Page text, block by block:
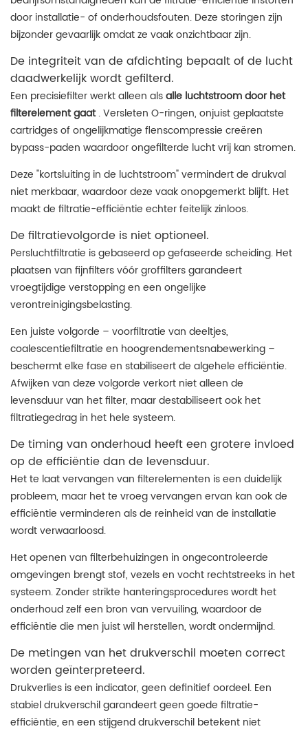
door installatie- of onderhoudsfouten. Deze storingen zijn
bijzonder gevaarlijk omdat ze vaak onzichtbaar zijn.
De integriteit van de afdichting bepaalt of de lucht
daadwerkelijk wordt gefilterd.
Een precisiefilter werkt alleen alsalle luchtstroom door het
filterelement gaat. Versleten O-ringen, onjuist geplaatste
cartridges of ongelijkmatige flenscompressie creëren
bypass-paden waardoor ongefilterde lucht vrij kan stromen.
Deze "kortsluiting in de luchtstroom" vermindert de drukval
niet merkbaar, waardoor deze vaak onopgemerkt blijft. Het
maakt de filtratie-efficiëntie echter feitelijk zinloos.
De filtratievolgorde is niet optioneel.
Persluchtfiltratie is gebaseerd op gefaseerde scheiding. Het
plaatsen van fijnfilters vóór groffilters garandeert
vroegtijdige verstopping en een ongelijke
verontreinigingsbelasting.
Een juiste volgorde – voorfiltratie van deeltjes,
coalescentiefiltratie en hoogrendementsnabewerking –
beschermt elke fase en stabiliseert de algehele efficiëntie.
Afwijken van deze volgorde verkort niet alleen de
levensduur van het filter, maar destabiliseert ook het
filtratiegedrag in het hele systeem.
De timing van onderhoud heeft een grotere invloed
op de efficiëntie dan de levensduur.
Het te laat vervangen van filterelementen is een duidelijk
probleem, maar het te vroeg vervangen ervan kan ook de
efficiëntie verminderen als de reinheid van de installatie
wordt verwaarloosd.
Het openen van filterbehuizingen in ongecontroleerde
omgevingen brengt stof, vezels en vocht rechtstreeks in het
systeem. Zonder strikte hanteringsprocedures wordt het
onderhoud zelf een bron van vervuiling, waardoor de
efficiëntie die men juist wil herstellen, wordt ondermijnd.
De metingen van het drukverschil moeten correct
worden geïnterpreteerd.
Drukverlies is een indicator, geen definitief oordeel. Een
stabiel drukverschil garandeert geen goede filtratie-
efficiëntie, en een stijgend drukverschil betekent niet